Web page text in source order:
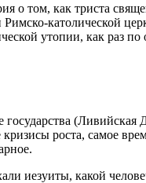
о том, как триста
Римско-католической
утопии, как раз
государства
роста, самое
иезуиты, какой